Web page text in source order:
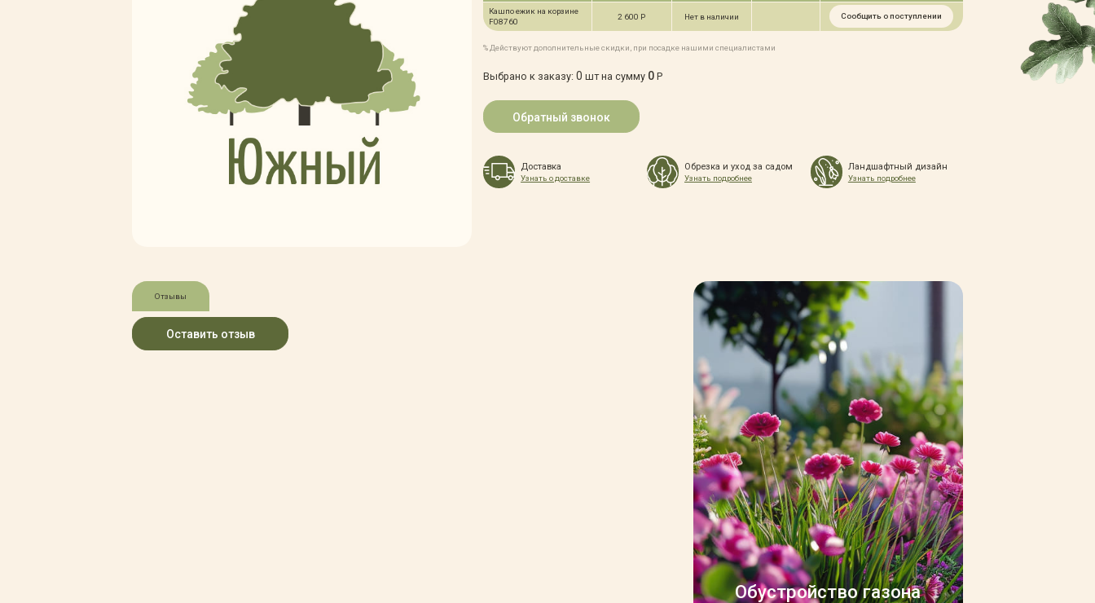
озеленения
Формованные растения
Экостория
Товары для сада
Грунты, удобрения, отсыпка
Зимние товары
Крупномеры
Консультации специалистов
Полезная литература
Прайс-листы
Правила оказания услуг
Автополив
Кашпо ежик на корзине
F08760
2 600 Р Нет в наличии Сообщить о поступлении
% Действуют дополнительные скидки, при посадке нашими специалистами
Выбрано к заказу: 0 шт на сумму 0Р
Обратный звонок
Доставка
Узнать о доставке
Обрезка и уход за садом
Узнать подробнее
Ландшафтный дизайн
Узнать подробнее
Отзывы
Оставить отзыв
Обустройство газона